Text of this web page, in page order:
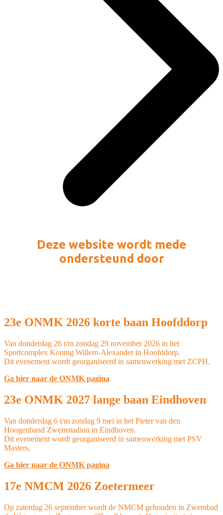
Deze website wordt mede
ondersteund door
23e ONMK 2026 korte baan Hoofddorp
Van donderdag 26 t/m zondag 29 november 2026 in het
Sportcomplex Koning Willem-Alexander in Hoofddorp.
Dit evenement wordt georganiseerd in samenwerking met ZCPH.
Ga hier naar de ONMK pagina
23e ONMK 2027 lange baan Eindhoven
Van donderdag 6 t/m zondag 9 mei in het Pieter van den
Hoogenband Zwemstadion in Eindhoven.
Dit evenement wordt georganiseerd in samenwerking met PSV
Masters.
Ga hier naar de ONMK pagina
17e NMCM 2026 Zoetermeer
Op zaterdag 26 september wordt de NMCM gehouden in Zwembad